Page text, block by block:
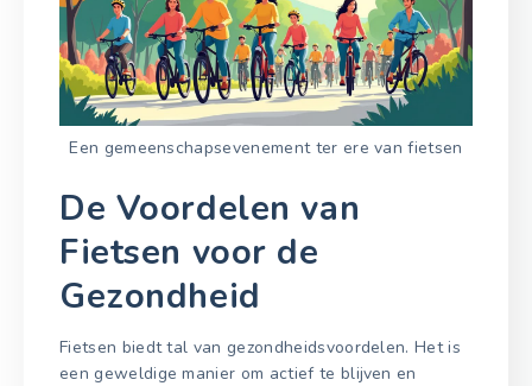
Een gemeenschapsevenement ter ere van fietsen
De Voordelen van
Fietsen voor de
Gezondheid
Fietsen biedt tal van gezondheidsvoordelen. Het is
een geweldige manier om actief te blijven en